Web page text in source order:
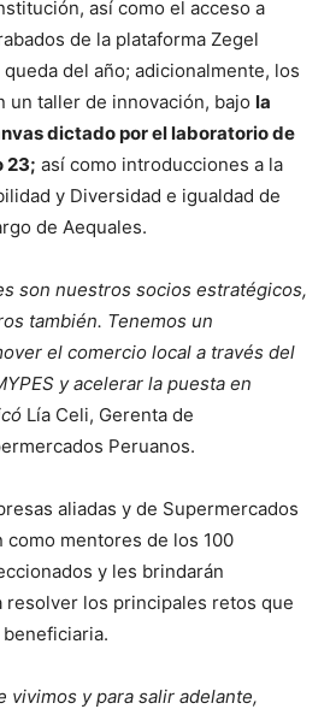
así como el acceso a
de la plataforma Zegel
del año; adicionalmente, los
un taller de innovación, bajo la
dictado por el laboratorio de
23; así como introducciones a la
y Diversidad e igualdad de
de Aequales.
son nuestros socios estratégicos,
también. Tenemos un
el comercio local a través del
y acelerar la puesta en
Lía Celi, Gerenta de
Peruanos.
aliadas y de Supermercados
como mentores de los 100
y les brindarán
resolver los principales retos que
vivimos y para salir adelante,